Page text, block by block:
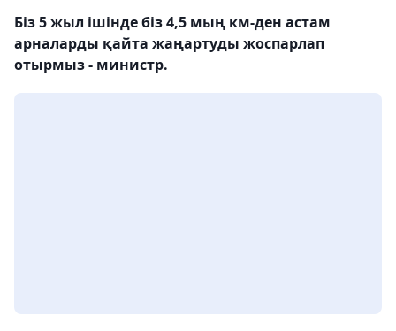
Біз 5 жыл ішінде біз 4,5 мың км-ден астам
арналарды қайта жаңартуды жоспарлап
отырмыз - министр.